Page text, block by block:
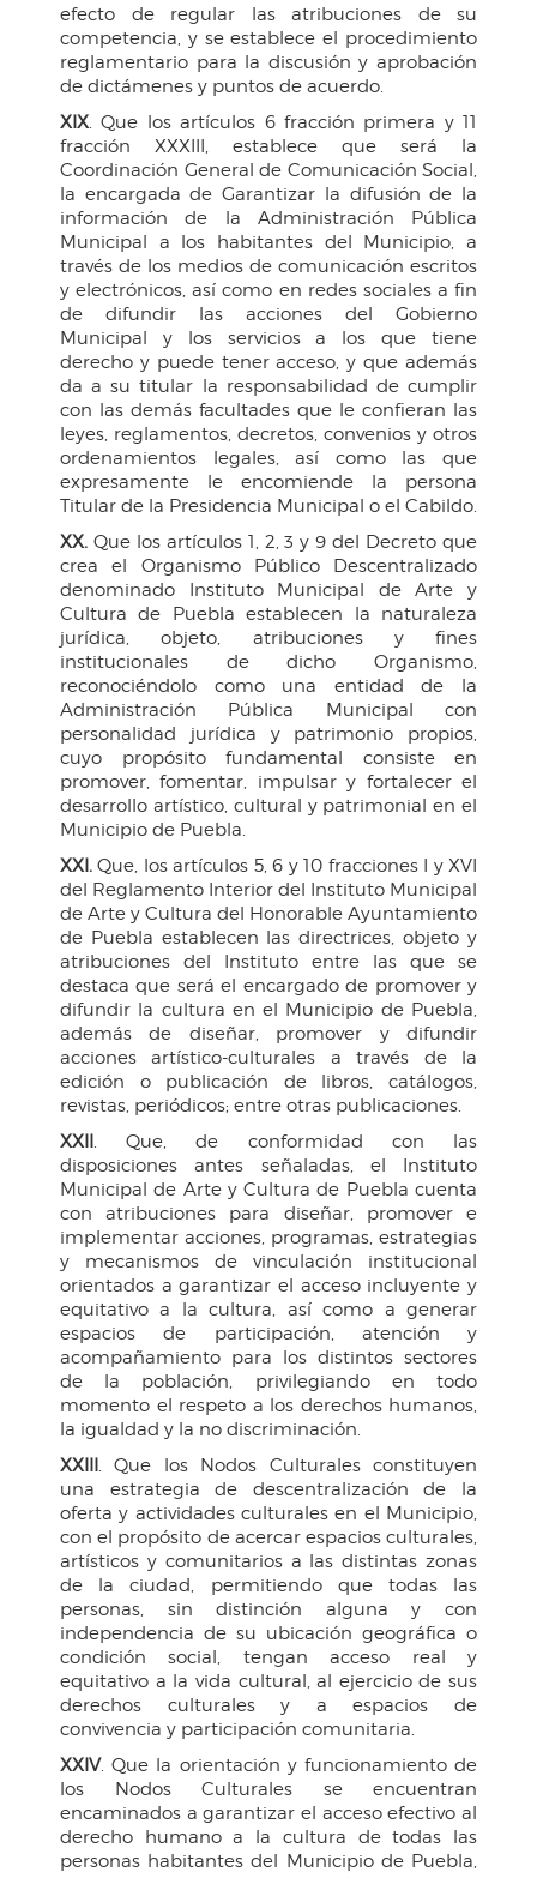
efecto de regular las atribuciones de su
competencia, y se establece el procedimiento
reglamentario para la discusión y aprobación
de dictámenes y puntos de acuerdo.
XIX . Que los artículos 6 fracción primera y 11
fracción XXXIII, establece que será la
Coordinación General de Comunicación Social,
la encargada de Garantizar la difusión de la
información de la Administración Pública
Municipal a los habitantes del Municipio, a
través de los medios de comunicación escritos
y electrónicos, así como en redes sociales a fin
de difundir las acciones del Gobierno
Municipal y los servicios a los que tiene
derecho y puede tener acceso, y que además
da a su titular la responsabilidad de cumplir
con las demás facultades que le confieran las
leyes, reglamentos, decretos, convenios y otros
ordenamientos legales, así como las que
expresamente le encomiende la persona
Titular de la Presidencia Municipal o el Cabildo.
XX. Que los artículos 1, 2, 3 y 9 del Decreto que
crea el Organismo Público Descentralizado
denominado Instituto Municipal de Arte y
Cultura de Puebla establecen la naturaleza
jurídica, objeto, atribuciones y fines
institucionales de dicho Organismo,
reconociéndolo como una entidad de la
Administración Pública Municipal con
personalidad jurídica y patrimonio propios,
cuyo propósito fundamental consiste en
promover, fomentar, impulsar y fortalecer el
desarrollo artístico, cultural y patrimonial en el
Municipio de Puebla.
XXI. Que, los artículos 5, 6 y 10 fracciones I y XVI
del Reglamento Interior del Instituto Municipal
de Arte y Cultura del Honorable Ayuntamiento
de Puebla establecen las directrices, objeto y
atribuciones del Instituto entre las que se
destaca que será el encargado de promover y
difundir la cultura en el Municipio de Puebla,
además de diseñar, promover y difundir
acciones artístico-culturales a través de la
edición o publicación de libros, catálogos,
revistas, periódicos; entre otras publicaciones.
XXII . Que, de conformidad con las
disposiciones antes señaladas, el Instituto
Municipal de Arte y Cultura de Puebla cuenta
con atribuciones para diseñar, promover e
implementar acciones, programas, estrategias
y mecanismos de vinculación institucional
orientados a garantizar el acceso incluyente y
equitativo a la cultura, así como a generar
espacios de participación, atención y
acompañamiento para los distintos sectores
de la población, privilegiando en todo
momento el respeto a los derechos humanos,
la igualdad y la no discriminación.
XXIII . Que los Nodos Culturales constituyen
una estrategia de descentralización de la
oferta y actividades culturales en el Municipio,
con el propósito de acercar espacios culturales,
artísticos y comunitarios a las distintas zonas
de la ciudad, permitiendo que todas las
personas, sin distinción alguna y con
independencia de su ubicación geográfica o
condición social, tengan acceso real y
equitativo a la vida cultural, al ejercicio de sus
derechos culturales y a espacios de
convivencia y participación comunitaria.
XXIV. Que la orientación y funcionamiento de
los Nodos Culturales se encuentran
encaminados a garantizar el acceso efectivo al
derecho humano a la cultura de todas las
personas habitantes del Municipio de Puebla,